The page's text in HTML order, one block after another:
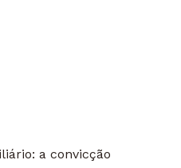
a convicção